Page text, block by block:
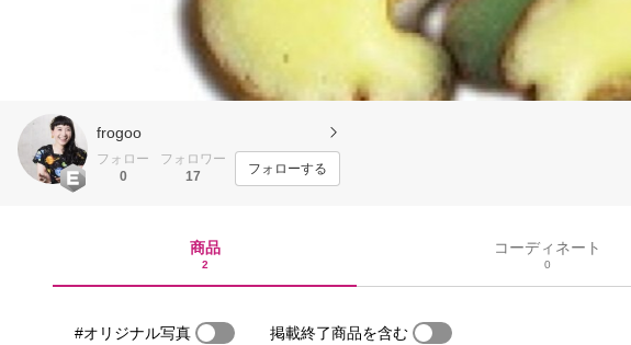
frogoo
フォロー
0
フォロワー
17
フォローする
商品
2
コーディネート
0
#オリジナル写真 掲載終了商品を含む